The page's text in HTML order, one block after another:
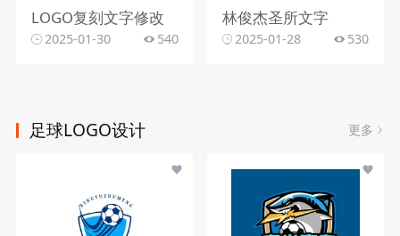
LOGO复刻文字修改
2025-01-30 540
林俊杰圣所文字
2025-01-28 530
足球LOGO设计 更多